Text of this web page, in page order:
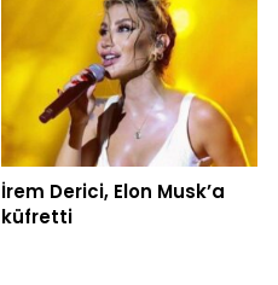
İrem Derici, Elon Musk’a
küfretti